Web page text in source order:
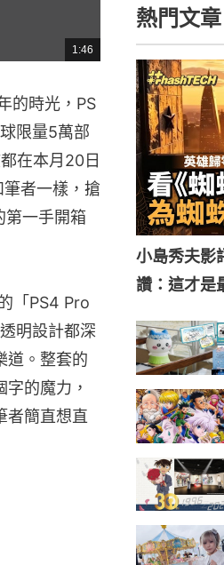
總
共
1:46
的時光，PS
限量5萬部
在本月20日
者一樣，搶
第一手開箱
「PS4 Pro
明設計都深
道。整套的
的魔力，
者簡直想直
熱門文章
小島秀夫影
讚：這才是